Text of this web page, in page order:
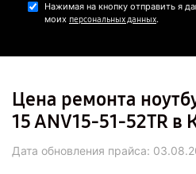
Нажимая на кнопку отправить я
моих персональных данных.
Цена ремонта
15 ANV15-51-52TR в
Дата обновления прайса: